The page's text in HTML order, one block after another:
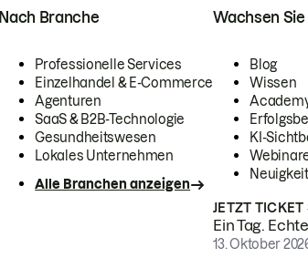
Nach Branche
Professionelle Services
Einzelhandel & E-Commerce
Agenturen
SaaS & B2B-Technologie
Gesundheitswesen
Lokales Unternehmen
Alle Branchen anzeigen
Wachsen
Blog
Wissen
KI-
JETZT TICKET
Ein Tag.
13. Oktober